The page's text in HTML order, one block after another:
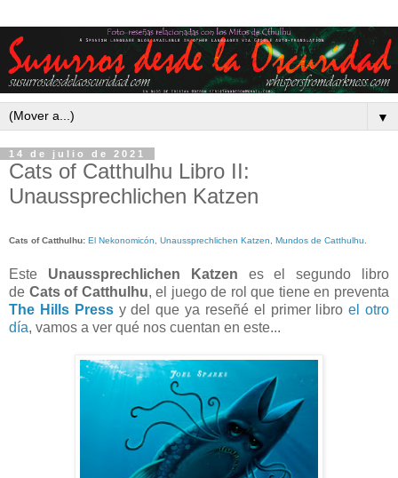
▼
14 de julio de 2021
Cats of Catthulhu Libro II:
Unaussprechlichen Katzen
Cats of Catthulhu: El Nekonomicón Unaussprechlichen Katzen Mundos de Catthulhu
Este Unaussprechlichen Katzen es el segundo libro
de Cats of Catthulhu, el juego de rol que tiene en preventa
The Hills Pressy del que ya reseñé el primer libroel otro
día, vamos a ver qué nos cuentan en este...